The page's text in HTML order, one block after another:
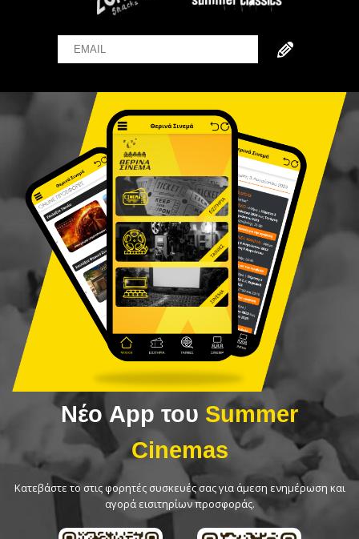
Email Name
Νέο App του Summer
Cinemas
Κατεβάστε το στις φορητές συσκευές σας για άμεση ενημέρωση και
αγορά εισιτηρίων προσφοράς.